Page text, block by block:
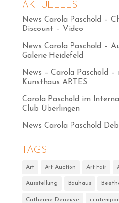
AKTUELLES
News Carola Paschold –
Discount – Video
News Carola Paschold –
Galerie Heidefeld
News – Carola Paschold –
Kunsthaus ARTES
Carola Paschold im
Club Überlingen
News Carola Paschold
TAGS
Art Art Auction Art Fair
Ausstellung Bauhaus
Catherine Deneuve